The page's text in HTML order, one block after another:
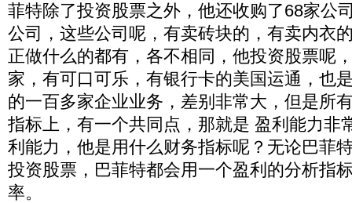
菲特除了投资股票之外，他还收购了68家公
公司，这些公司呢，有卖砖块的，有卖内衣
正做什么的都有，各不相同，他投资股票呢
家，有可口可乐，有银行卡的美国运通，也
的一百多家企业业务，差别非常大，但是所
指标上，有一个共同点，那就是 盈利能力非
利能力，他是用什么财务指标呢？无论巴菲
投资股票，巴菲特都会用一个盈利的分析指
率。